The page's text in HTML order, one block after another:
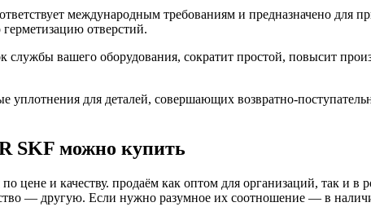
международным требованиям и предназначено для
отверстий.
вашего оборудования, сократит простой, повысит
для деталей, совершающих возвратно-
SKF можно купить
цене и качеству. продаём как оптом для организаций, так и
— другую. Если нужно разумное их соотношение — в